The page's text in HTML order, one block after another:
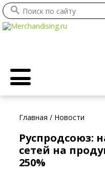
Главная / Новости
Руспродсоюз:
сетей на
250%